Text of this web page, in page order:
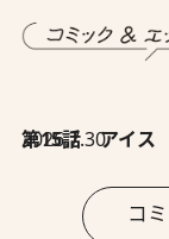
2026.7.30
第15話 アイス
コ